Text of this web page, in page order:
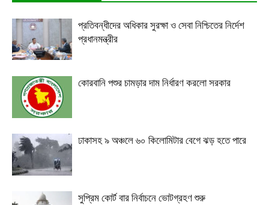
প্রতিবন্ধীদের অধিকার সুরক্ষা ও সেবা নিশ্চিতের নির্দেশ
প্রধানমন্ত্রীর
কোরবানি পশুর চামড়ার দাম নির্ধারণ করলো সরকার
ঢাকাসহ ৯ অঞ্চলে ৬০ কিলোমিটার বেগে ঝড় হতে পারে
সুপ্রিম কোর্ট বার নির্বাচনে ভোটগ্রহণ শুরু